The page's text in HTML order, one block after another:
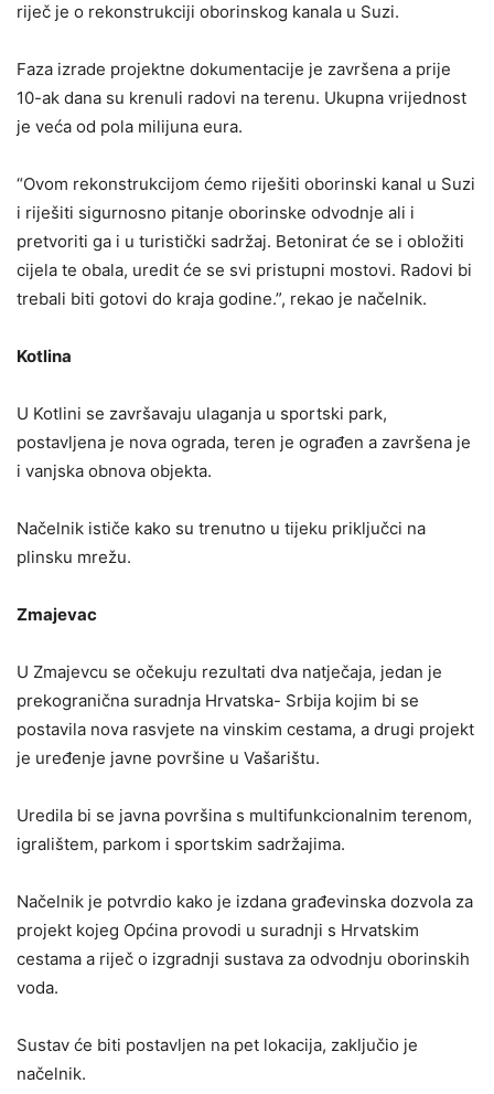
riječ je o rekonstrukciji oborinskog kanala u Suzi.
Faza izrade projektne dokumentacije je završena a prije
10-ak dana su krenuli radovi na terenu. Ukupna vrijednost
je veća od pola milijuna eura.
“Ovom rekonstrukcijom ćemo riješiti oborinski kanal u Suzi
i riješiti sigurnosno pitanje oborinske odvodnje ali i
pretvoriti ga i u turistički sadržaj. Betonirat će se i obložiti
cijela te obala, uredit će se svi pristupni mostovi. Radovi bi
trebali biti gotovi do kraja godine.”, rekao je načelnik.
Kotlina
U Kotlini se završavaju ulaganja u sportski park,
postavljena je nova ograda, teren je ograđen a završena je
i vanjska obnova objekta.
Načelnik ističe kako su trenutno u tijeku priključci na
plinsku mrežu.
Zmajevac
U Zmajevcu se očekuju rezultati dva natječaja, jedan je
prekogranična suradnja Hrvatska- Srbija kojim bi se
postavila nova rasvjete na vinskim cestama, a drugi projekt
je uređenje javne površine u Vašarištu.
Uredila bi se javna površina s multifunkcionalnim terenom,
igralištem, parkom i sportskim sadržajima.
Načelnik je potvrdio kako je izdana građevinska dozvola za
projekt kojeg Općina provodi u suradnji s Hrvatskim
cestama a riječ o izgradnji sustava za odvodnju oborinskih
voda.
Sustav će biti postavljen na pet lokacija, zaključio je
načelnik.